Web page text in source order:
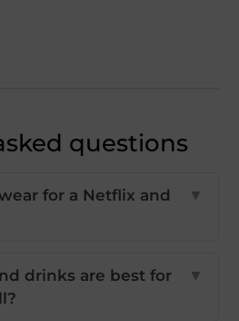
questions
for a Netflix and
▼
drinks are best for
▼